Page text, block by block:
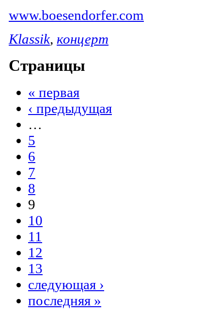
www.boesendorfer.com
Klassik, концерт
Страницы
« первая
‹ предыдущая
…
5
6
7
8
9
10
11
12
13
следующая ›
последняя »